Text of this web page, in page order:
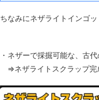
ちなみにネザライトインゴ
・ネザーで採掘可能な、古
⇒ネザライトスクラップ完